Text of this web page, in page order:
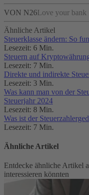
VON N26Love your bank
Ähnliche Artikel
Steuerklasse ändern: So
Lesezeit: 6 Min.
Steuern auf
Lesezeit: 7 Min.
Direkte und indirekte
Lesezeit: 3 Min.
Was kann man von der
Steuerjahr 2024
Lesezeit: 8 Min.
Was ist der
Lesezeit: 7 Min.
Ähnliche Artikel
Entdecke ähnliche Artikel
interessieren könnten